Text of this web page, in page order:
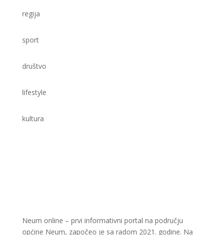
regija
sport
društvo
lifestyle
kultura
Neum online – prvi informativni portal na području
općine Neum, započeo je sa radom 2021. godine. Na